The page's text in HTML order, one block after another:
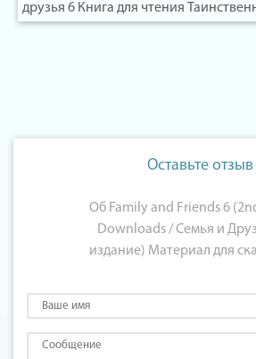
друзья 6 Книга для чтения
Оставьте отзыв
Об Family and Friends 6
Downloads / Семья и
издание) Материал для